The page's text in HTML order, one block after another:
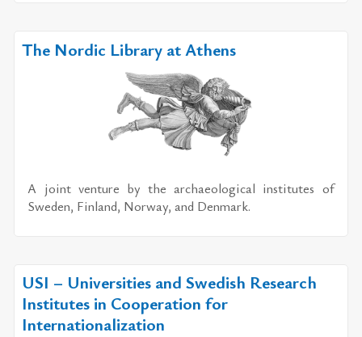
The Nordic Library at Athens
A joint venture by the archaeological institutes of
Sweden, Finland, Norway, and Denmark.
USI – Universities and Swedish Research
Institutes in Cooperation for
Internationalization